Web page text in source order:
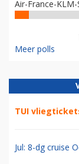
Air-France-KLM-
Meer polls
TUI
Jul: 8-dg cruise